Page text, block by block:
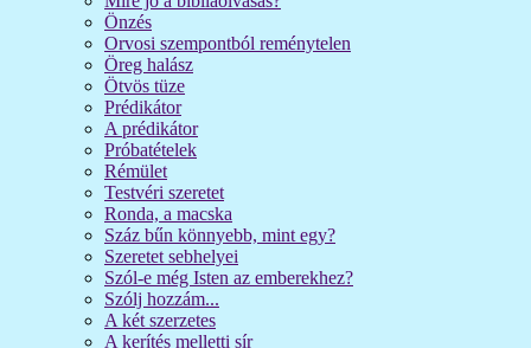
Önzés
Orvosi szempontból reménytelen
Öreg halász
Ötvös tüze
Prédikátor
A prédikátor
Próbatételek
Rémület
Testvéri szeretet
Ronda, a macska
Száz bűn könnyebb, mint egy?
Szeretet sebhelyei
Szól-e még Isten az emberekhez?
Szólj hozzám...
A két szerzetes
A kerítés melletti sír